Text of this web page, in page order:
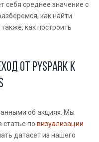
себя среднее значение с
как найти
как построить
от PySpark к
об акциях. Мы
статье по визуализации
датасет из нашего